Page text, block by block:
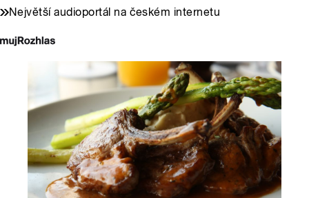
Největší audioportál na českém internetu